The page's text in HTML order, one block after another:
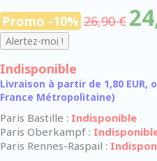
Promo -10% 26,90 €
Indisponible
Livraison à partir de 1,80
France Métropolitaine)
Paris Bastille : Indisponible
Paris Oberkampf :
Paris Rennes-Raspail :